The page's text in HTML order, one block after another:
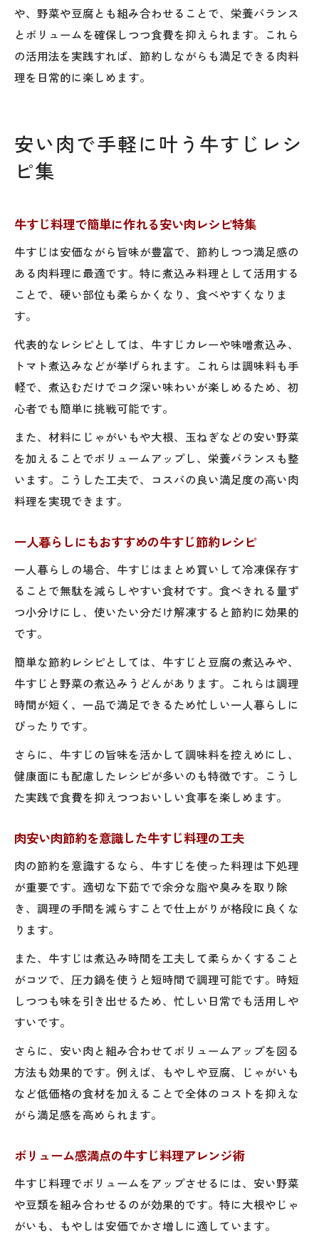
や、野菜や豆腐とも組み合わせることで、栄養バランス
とボリュームを確保しつつ食費を抑えられます。これら
の活用法を実践すれば、節約しながらも満足できる肉料
理を日常的に楽しめます。
安い肉で手軽に叶う牛すじレシ
ピ集
牛すじ料理で簡単に作れる安い肉レシピ特集
牛すじは安価ながら旨味が豊富で、節約しつつ満足感の
ある肉料理に最適です。特に煮込み料理として活用する
ことで、硬い部位も柔らかくなり、食べやすくなりま
す。
代表的なレシピとしては、牛すじカレーや味噌煮込み、
トマト煮込みなどが挙げられます。これらは調味料も手
軽で、煮込むだけでコク深い味わいが楽しめるため、初
心者でも簡単に挑戦可能です。
また、材料にじゃがいもや大根、玉ねぎなどの安い野菜
を加えることでボリュームアップし、栄養バランスも整
います。こうした工夫で、コスパの良い満足度の高い肉
料理を実現できます。
一人暮らしにもおすすめの牛すじ節約レシピ
一人暮らしの場合、牛すじはまとめ買いして冷凍保存す
ることで無駄を減らしやすい食材です。食べきれる量ず
つ小分けにし、使いたい分だけ解凍すると節約に効果的
です。
簡単な節約レシピとしては、牛すじと豆腐の煮込みや、
牛すじと野菜の煮込みうどんがあります。これらは調理
時間が短く、一品で満足できるため忙しい一人暮らしに
ぴったりです。
さらに、牛すじの旨味を活かして調味料を控えめにし、
健康面にも配慮したレシピが多いのも特徴です。こうし
た実践で食費を抑えつつおいしい食事を楽しめます。
肉安い肉節約を意識した牛すじ料理の工夫
肉の節約を意識するなら、牛すじを使った料理は下処理
が重要です。適切な下茹でで余分な脂や臭みを取り除
き、調理の手間を減らすことで仕上がりが格段に良くな
ります。
また、牛すじは煮込み時間を工夫して柔らかくすること
がコツで、圧力鍋を使うと短時間で調理可能です。時短
しつつも味を引き出せるため、忙しい日常でも活用しや
すいです。
さらに、安い肉と組み合わせてボリュームアップを図る
方法も効果的です。例えば、もやしや豆腐、じゃがいも
など低価格の食材を加えることで全体のコストを抑えな
がら満足感を高められます。
ボリューム感満点の牛すじ料理アレンジ術
牛すじ料理でボリュームをアップさせるには、安い野菜
や豆類を組み合わせるのが効果的です。特に大根やじゃ
がいも、もやしは安価でかさ増しに適しています。